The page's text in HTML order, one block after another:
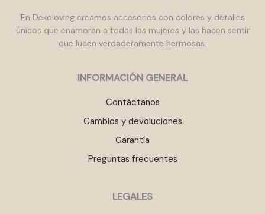
En Dekoloving creamos accesorios con colores y detalles
únicos que enamoran a todas las mujeres y las hacen sentir
que lucen verdaderamente hermosas.
INFORMACIÓN GENERAL
Contáctanos
Cambios y devoluciones
Garantía
Preguntas frecuentes
LEGALES